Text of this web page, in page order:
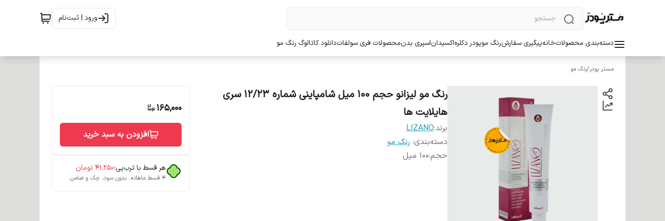
ورود | ثبت‌نام
دسته‌بندی محصولاتخانهپیگیری سفارشرنگ موپودر دکلرهاکسیداناسپری بدنمحصولات فری سولفاتدانلود کاتالوگ رنگ مو
مستر پودر/رنگ مو
رنگ مو لیزانو حجم 100 میل شامپاینی شماره 12/23 سری
هایلایت ها
برند:LIZANO
دسته‌بندی: رنگ مو
حجم:100 میل
165,000
افزودن به سبد خرید
هر قسط با ترب‌پی:۴۱٬۲۵۰تومان
۴ قسط ماهانه. بدون سود، چک و ضامن.